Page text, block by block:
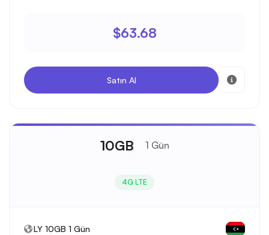
$63.68
Satın Al
10GB 1 Gün
4G LTE
LY 10GB 1 Gün